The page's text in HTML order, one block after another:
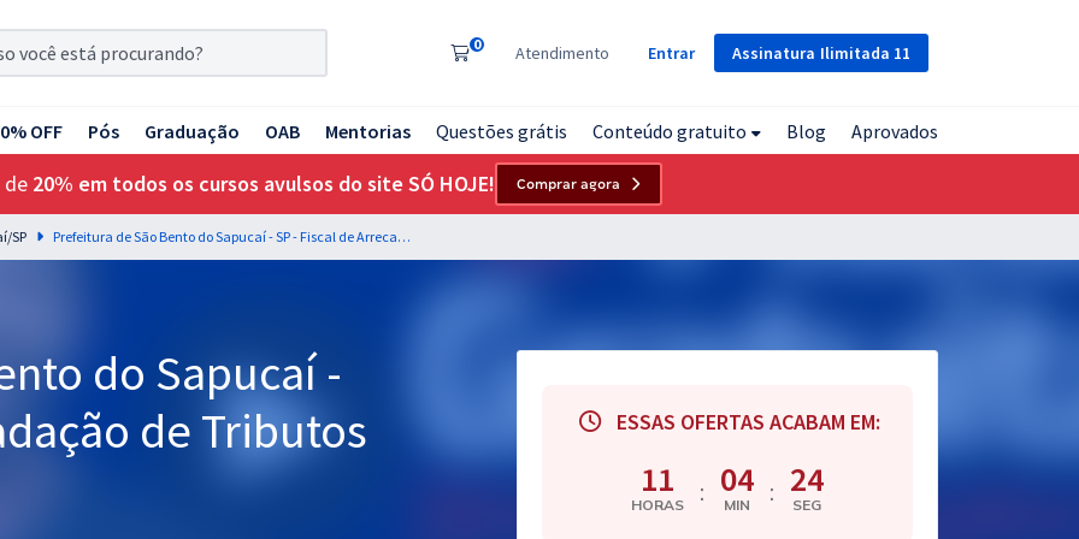
Assinatura Ilimitada 11
0 Atendimento Entrar
OFF Pós Graduação OAB Mentorias Questões grátis Conteúdo gratuito Blog Aprovados
de 20% em todos os cursos avulsos do site SÓ HOJE! Comprar agora
SP Prefeitura de São Bento do Sapucaí - SP - Fiscal de Arrecadação de Tributos
do Sapucaí -
de Tributos
ESSAS OFERTAS ACABAM EM:
11
HORAS : 04
MIN : 23
SEG